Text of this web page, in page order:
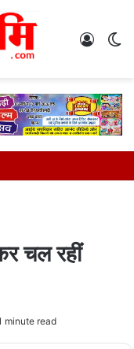
Log
चल रहीं
minute read